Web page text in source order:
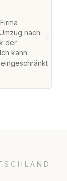
nach
der
kann